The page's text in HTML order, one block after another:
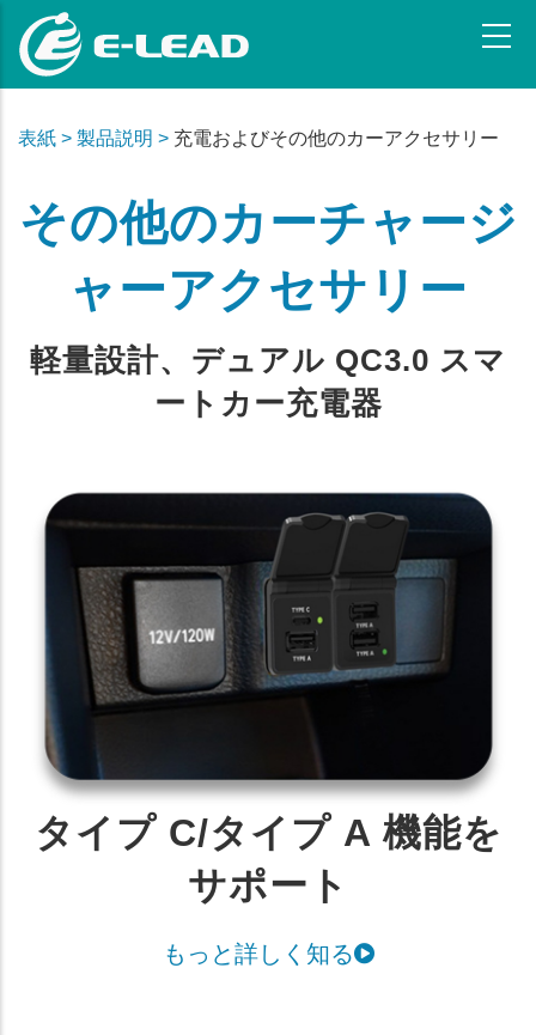
表紙 > 製品説明 > 充電およびその他のカーアクセサリー
その他のカーチャージ
ャーアクセサリー
軽量設計、デュアル QC3.0 スマ
ートカー充電器
タイプ C/タイプ A 機能を
サポート
もっと詳しく知る